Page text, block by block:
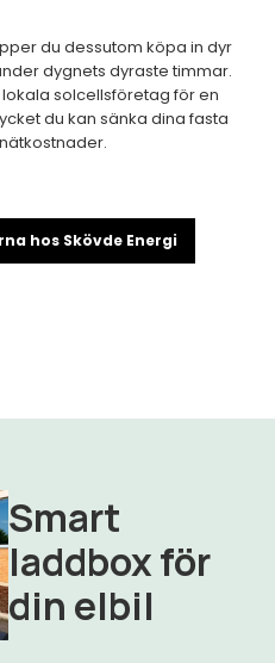
du dessutom köpa in dyr
dygnets dyraste timmar.
solcellsföretag för en
du kan sänka dina fasta
hos Skövde Energi
Smart
laddbox för
din elbil